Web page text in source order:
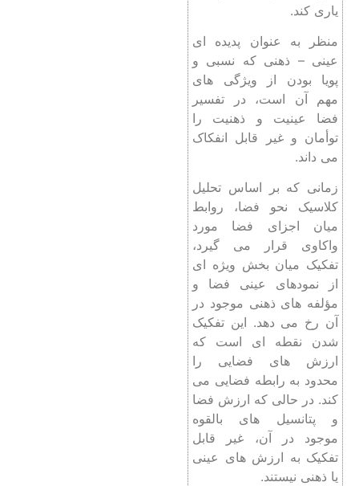
یاری کند.
منظر به عنوان پدیده ای
عینی – ذهنی که نسبی و
پویا بودن از ویژگی های
مهم آن است، در تفسیر
فضا عینیت و ذهنیت را
توأمان و غیر قابل انفکاک
می داند.
زمانی که بر اساس تحلیل
کلاسیک نحو فضا، روابط
میان اجزای فضا مورد
واکاوی قرار می گیرد،
تفکیک میان بخش ویژه ای
از نمودهای عینی فضا و
مؤلفه های ذهنی موجود در
آن رخ می دهد. این تفکیک
شدن نقطه ای است که
ارزش های فضایی را
محدود به رابطه فضایی می
کند. در حالی که ارزش فضا
و پتانسیل های بالقوه
موجود در آن، غیر قابل
تفکیک به ارزش های عینی
یا ذهنی نیستند.